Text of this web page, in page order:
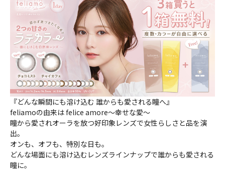
『どんな瞬間にも溶け込む 誰からも愛される瞳へ』
feliamoの由来は felice amore～幸せな愛～
瞳から愛されオーラを放つ好印象レンズで女性らしさと品を演
出。
オンも、オフも、特別な日も。
どんな場面にも溶け込むレンズラインナップで誰からも愛される
瞳に。